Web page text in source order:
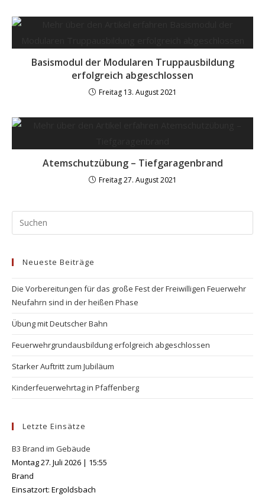
Basismodul der Modularen Truppausbildung
erfolgreich abgeschlossen
Freitag 13. August 2021
Atemschutzübung – Tiefgaragenbrand
Freitag 27. August 2021
Neueste Beiträge
Die Vorbereitungen für das große Fest der Freiwilligen Feuerwehr
Neufahrn sind in der heißen Phase
Übung mit Deutscher Bahn
Feuerwehrgrundausbildung erfolgreich abgeschlossen
Starker Auftritt zum Jubiläum
Kinderfeuerwehrtag in Pfaffenberg
Letzte Einsätze
B3 Brand im Gebäude
Montag 27. Juli 2026 | 15:55
Brand
Einsatzort: Ergoldsbach